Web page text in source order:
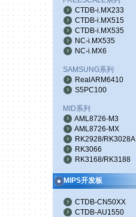
CTDB-i.MX233
CTDB-i.MX515
CTDB-i.MX535
NC-i.MX535
NC-i.MX6
SAMSUNG系列
RealARM6410
S5PC100
MID系列
AML8726-M3
AML8726-MX
RK2928/RK3028A
RK3066
RK3168/RK3188
MIPS开发板
CTDB-CN50XX
CTDB-AU1550